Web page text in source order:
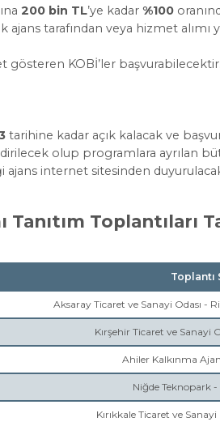
200 bin TL’ye kadar %100
tarafından veya hizmet alımı
gösteren KOBİ’ler başvurabilecektir.
tarihine kadar açık kalacak ve
olup programlara ayrılan
internet sitesinden
Toplantıları
Toplantı
Aksaray Ticaret ve Sanayi Odası -
Kırşehir Ticaret ve Sanayi
Ahiler Kalkınma
Niğde Teknopark -
Kırıkkale Ticaret ve